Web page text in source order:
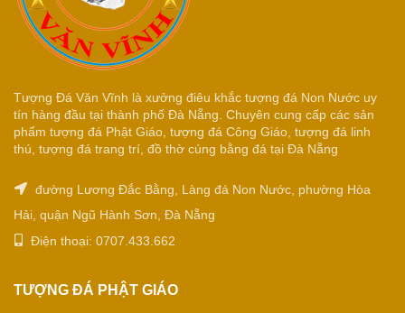
Tượng Đá Văn Vĩnh là xưởng điêu khắc tượng đá Non Nước uy
tín hàng đầu tại thành phố Đà Nẵng. Chuyên cung cấp các sản
phẩm tượng đá Phật Giáo, tượng đá Công Giáo, tượng đá linh
thú, tượng đá trang trí, đồ thờ cúng bằng đá tại Đà Nẵng
đường Lương Đắc Bằng, Làng đá Non Nước, phường Hòa
Hải, quận Ngũ Hành Sơn, Đà Nẵng
Điện thoại: 0707.433.662
TƯỢNG ĐÁ PHẬT GIÁO